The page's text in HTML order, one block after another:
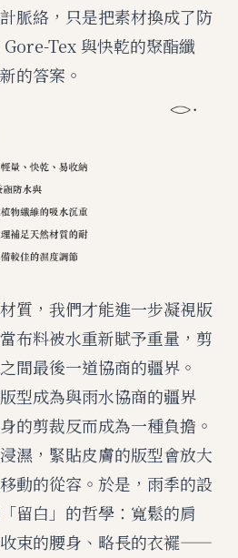
脈絡，只是把素材換成了防
Tex 與快乾的聚酯纖
的答案。
質，我們才能進一步凝視版
布料被水重新賦予重量，剪
間最後一道協商的疆界。
型成為與雨水協商的疆界
的剪裁反而成為一種負擔。
濕，緊貼皮膚的版型會放大
動的從容。於是，雨季的設
留白」的哲學：寬鬆的肩
束的腰身、略長的衣襬——